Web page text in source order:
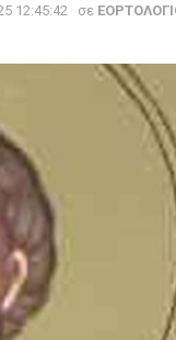
12:45:42 σε